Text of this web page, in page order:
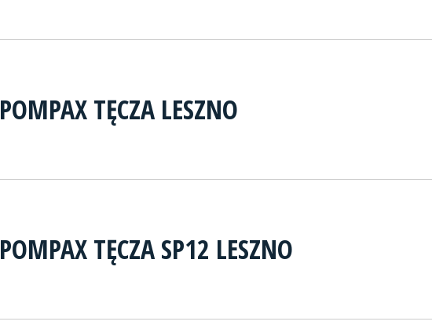
POMPAX TĘCZA LESZNO
POMPAX TĘCZA SP12 LESZNO